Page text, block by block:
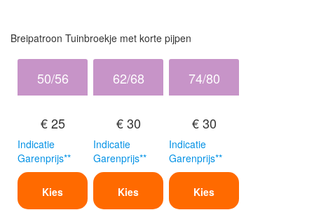
Breipatroon Tuinbroekje met korte pijpen
50/56
€ 25
Indicatie
Garenprijs**
Kies
62/68
€ 30
Indicatie
Garenprijs**
Kies
74/80
€ 30
Indicatie
Garenprijs**
Kies